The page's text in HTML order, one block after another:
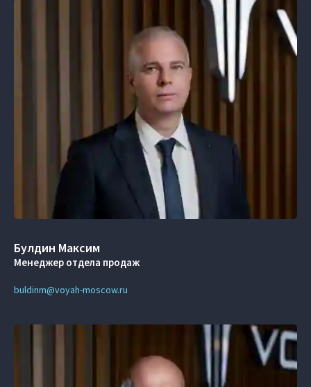
Булдин Максим
Менеджер отдела продаж
buldinm@voyah-moscow.ru